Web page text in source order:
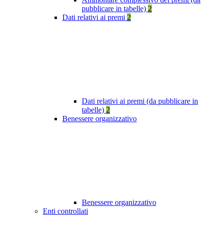
pubblicare in tabelle) 2
Dati relativi ai premi 2
Dati relativi ai premi (da pubblicare in
tabelle) 2
Benessere organizzativo
Benessere organizzativo
Enti controllati